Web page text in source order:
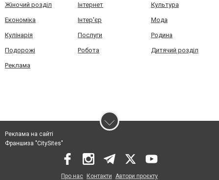
Жіночий розділ Інтернет Культура
Економіка Інтер'єр Мода
Кулінарія Послуги Родина
Подорожі Робота Дитячий розділ
Реклама
Реклама на сайті
Франшиза "CitySites"
Про нас Контакти Автори проєкту